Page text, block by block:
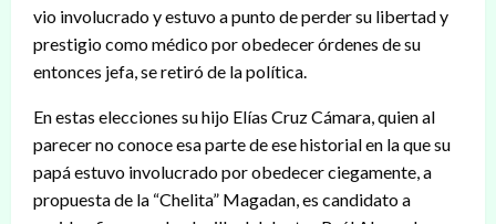
vio involucrado y estuvo a punto de perder su libertad y
prestigio como médico por obedecer órdenes de su
entonces jefa, se retiró de la política.
En estas elecciones su hijo Elías Cruz Cámara, quien al
parecer no conoce esa parte de ese historial en la que su
papá estuvo involucrado por obedecer ciegamente, a
propuesta de la “Chelita” Magadan, es candidato a